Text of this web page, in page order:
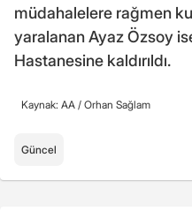
müdahalelere rağmen
yaralanan Ayaz Özsoy
Hastanesine kaldırıldı.
Kaynak: AA / Orhan Sağlam
Güncel